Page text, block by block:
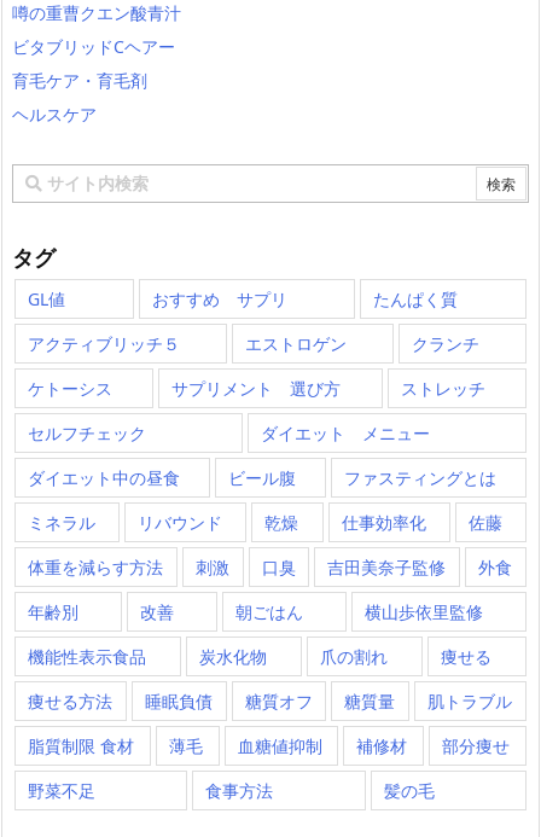
噂の重曹クエン酸青汁
ビタブリッドCヘアー
育毛ケア・育毛剤
ヘルスケア
タグ
GL値 おすすめ サプリ
たんぱく質
アクティブリッチ５
エストロゲン
クランチ
ケトーシス
サプリメント 選び方
ストレッチ
セルフチェック
ダイエット メニュー
ダイエット中の昼食
ビール腹
ファスティングとは
ミネラル
リバウンド 乾燥 仕事効率化
佐藤
体重を減らす方法
刺激 口臭 吉田美奈子監修
外食
年齢別
改善 朝ごはん
横山歩依里監修
機能性表示食品
炭水化物 爪の割れ
痩せる
痩せる方法
睡眠負債 糖質オフ 糖質量
肌トラブル
脂質制限 食材
薄毛 血糖値抑制 補修材
部分痩せ
野菜不足
食事方法 髪の毛